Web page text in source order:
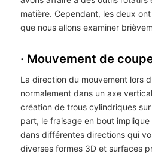
matière. Cependant, les deux
que nous allons examiner
· Mouvement de
La direction du mouvement lors
normalement dans un axe
création de trous cylindriques
part, le fraisage en bout
dans différentes directions qui
diverses formes 3D et surfaces